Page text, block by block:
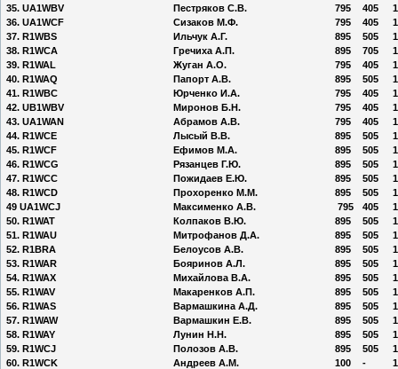
35. UA1WBV
Пестряков С.В. 795 405
36. UA1WCF
Сизаков М.Ф. 795 405
37. R1WBS
Ильчук А.Г. 895 505
38. R1WCA
Гречиха А.П. 895 705
39. R1WAL
Жуган А.О. 795 405
40. R1WAQ
Папорт А.В. 895 505
41. R1WBC
Юрченко И.А. 795 405
42. UB1WBV
Миронов Б.Н. 795 405
43. UA1WAN
Абрамов А.В. 795 405
44. R1WCE
Лысый В.В. 895 505
45. R1WCF
Ефимов М.А. 895 505
46. R1WCG
Рязанцев Г.Ю. 895 505
47. R1WCC
Пожидаев Е.Ю. 895 505
48. R1WCD
Прохоренко М.М. 895 505
49 UA1WCJ Максименко А.В. 795 405
50. R1WAT
Колпаков В.Ю. 895 505
51. R1WAU
Митрофанов Д.А. 895 505
52. R1BRA
Белоусов А.В. 895 505
53. R1WAR
Бояринов А.Л. 895 505
54. R1WAX
Михайлова В.А. 895 505
55. R1WAV
Макаренков А.П. 895 505
56. R1WAS
Вармашкина А.Д. 895 505
57. R1WAW
Вармашкин Е.В. 895 505
58. R1WAY
Лунин Н.Н. 895 505
59. R1WCJ
Полозов А.В. 895 505
60. R1WCK
Андреев А.М. 100 -